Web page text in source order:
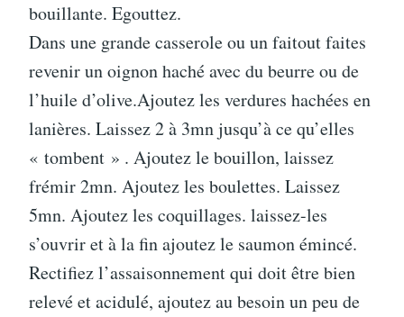
bouillante. Egouttez.
Dans une grande casserole ou un faitout faites
revenir un oignon haché avec du beurre ou de
l’huile d’olive.Ajoutez les verdures hachées en
lanières. Laissez 2 à 3mn jusqu’à ce qu’elles
« tombent » . Ajoutez le bouillon, laissez
frémir 2mn. Ajoutez les boulettes. Laissez
5mn. Ajoutez les coquillages. laissez-les
s’ouvrir et à la fin ajoutez le saumon émincé.
Rectifiez l’assaisonnement qui doit être bien
relevé et acidulé, ajoutez au besoin un peu de